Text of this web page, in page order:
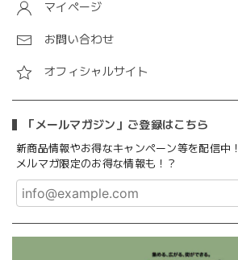
マイページ
お問い合わせ
オフィシャルサイト
「メールマガジン」ご登録はこちら
新商品情報やお得なキャンペーン等を配信中！
メルマガ限定のお得な情報も！？